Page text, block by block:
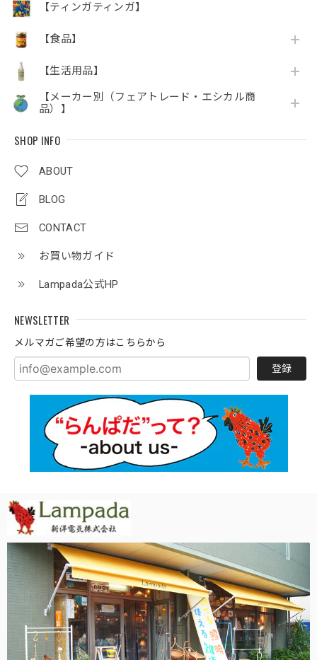
【ティンガティンガ】
【食品】
【生活用品】
【メーカー別（フェアトレード・エシカル商
品）】
SHOP INFO
ABOUT
BLOG
CONTACT
お買い物ガイド
Lampada公式HP
NEWSLETTER
メルマガご希望の方はこちらから
登録